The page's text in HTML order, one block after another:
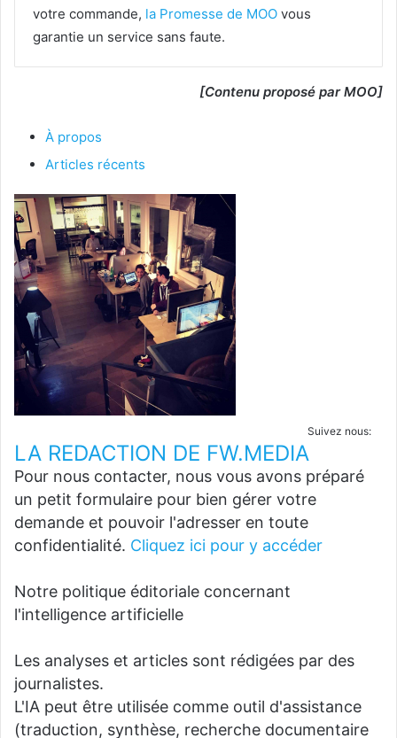
votre commande, la Promesse de MOO vous
garantie un service sans faute.
[Contenu proposé par MOO]
À propos
Articles récents
Suivez nous:
LA REDACTION DE FW.MEDIA
Pour nous contacter, nous vous avons préparé
un petit formulaire pour bien gérer votre
demande et pouvoir l'adresser en toute
confidentialité. Cliquez ici pour y accéder
Notre politique éditoriale concernant
l'intelligence artificielle
Les analyses et articles sont rédigées par des
journalistes.
L'IA peut être utilisée comme outil d'assistance
(traduction, synthèse, recherche documentaire